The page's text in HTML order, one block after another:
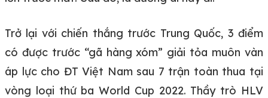
Trở lại với chiến thắng trước Trung Quốc, 3 điểm
có được trước “gã hàng xóm” giải tỏa muôn vàn
áp lực cho ĐT Việt Nam sau 7 trận toàn thua tại
vòng loại thứ ba World Cup 2022. Thầy trò HLV